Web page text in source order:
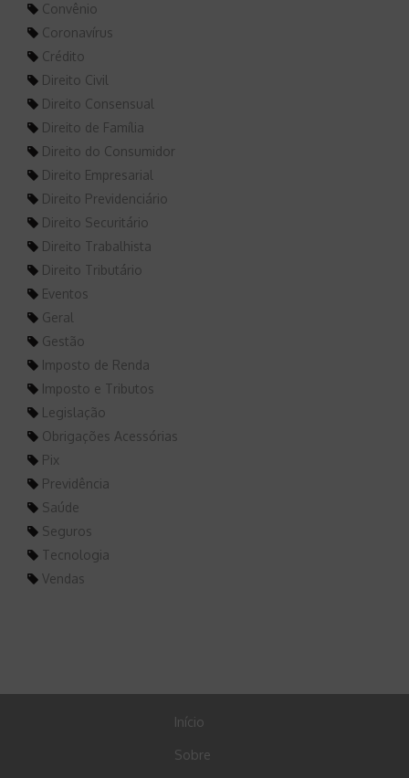
Convênio
Coronavírus
Crédito
Direito Civil
Direito Consensual
Direito de Família
Direito do Consumidor
Direito Empresarial
Direito Previdenciário
Direito Securitário
Direito Trabalhista
Direito Tributário
Eventos
Geral
Gestão
Imposto de Renda
Imposto e Tributos
Legislação
Obrigações Acessórias
Pix
Previdência
Saúde
Seguros
Tecnologia
Vendas
Início
Sobre